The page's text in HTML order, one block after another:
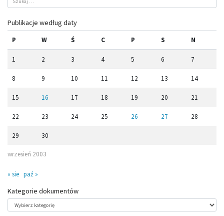
Publikacje według daty
wrzesień 2003
P W Ś C P S N
1 2 3 4 5 6 7
8 9 10 11 12 13 14
15 16 17 18 19 20 21
22 23 24 25 26 27 28
29 30
« sie paź »
Kategorie dokumentów
dokumentów